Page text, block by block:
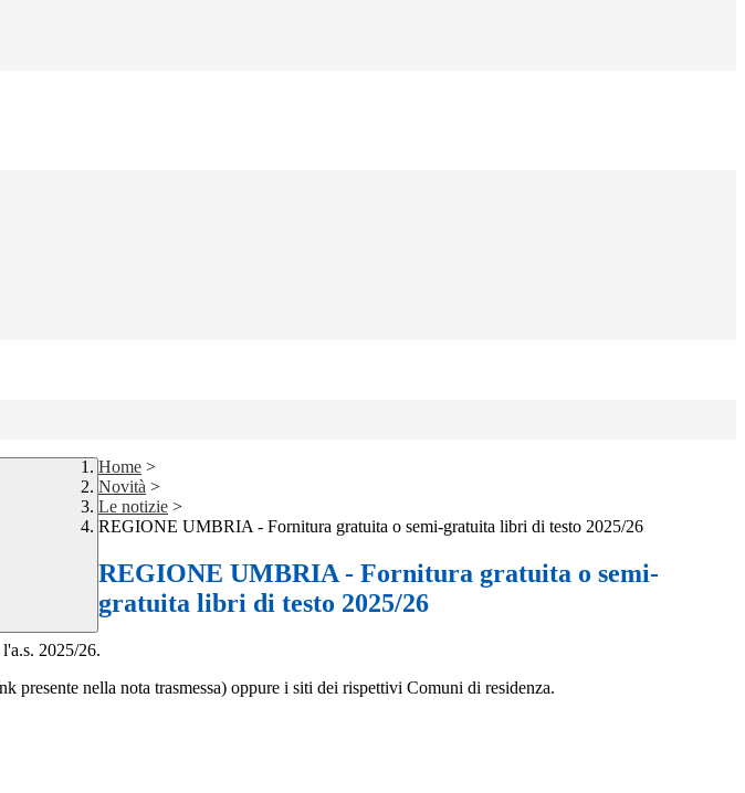
Home >
Novità >
Le notizie >
REGIONE UMBRIA - Fornitura gratuita o semi-gratuita libri di testo 2025/26
REGIONE UMBRIA - Fornitura gratuita o semi-
gratuita libri di testo 2025/26
2025/26.
nella nota trasmessa) oppure i siti dei rispettivi Comuni di residenza.